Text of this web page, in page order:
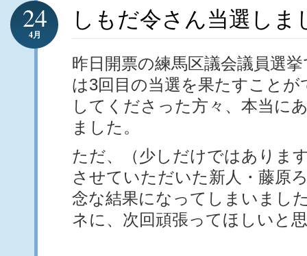
しもだ令さん当選しま
24
4月
昨日開票の練馬区議会議員選
は3回目の当選を果たすことが
してくださった方々、本当に
ました。
ただ、（少しだけではありま
させていただいた新人・藤原
念な結果になってしまいまし
ネに、次回頑張ってほしいと